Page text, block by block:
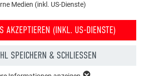
Medien (inkl. US-Dienste)
AKZEPTIEREN (INKL. US-DIENSTE)
SPEICHERN & SCHLIESSEN